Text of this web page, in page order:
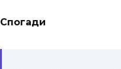
Спогади